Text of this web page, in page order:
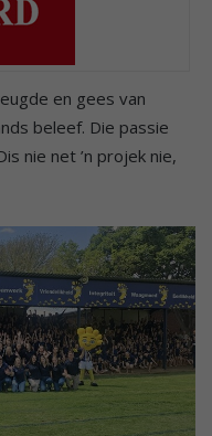
en gees van
beleef. Die passie
nie net ’n projek nie,